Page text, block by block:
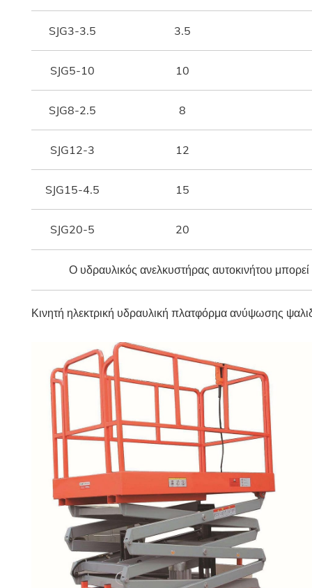
SJG3-3.5 3.5
SJG5-10 10
SJG8-2.5 8
SJG12-3 12
SJG15-4.5 15
SJG20-5 20
Ο υδραυλικός ανελκυστήρας αυτοκινήτου
Κινητή ηλεκτρική υδραυλική πλατφόρμα ανύψωσης